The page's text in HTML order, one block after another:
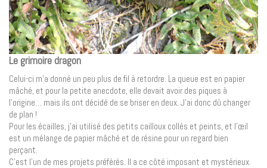
Le grimoire dragon
Celui-ci m’a donné un peu plus de fil à retordre. La queue est en papier
mâché, et pour la petite anecdote, elle devait avoir des piques à
l’origine… mais ils ont décidé de se briser en deux. J’ai donc dû changer
de plan !
Pour les écailles, j’ai utilisé des petits cailloux collés et peints, et l’œil
est un mélange de papier mâché et de résine pour un regard bien
perçant.
C’est l’un de mes projets préférés. Il a ce côté imposant et mystérieux.